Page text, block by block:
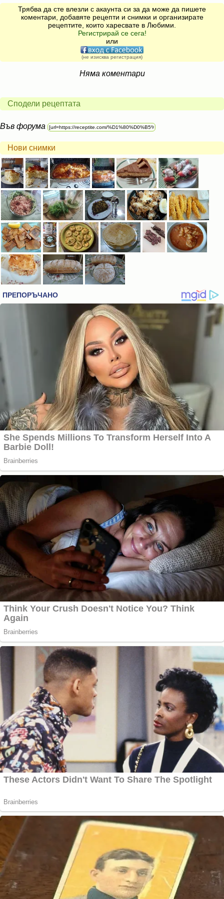
Трябва да сте влезли с акаунта си за да може да пишете
коментари, добавяте рецепти и снимки и организирате
рецептите, които харесвате в Любими.
Регистрирай се сега!
или
(не изисква регистрация)
Няма коментари
Сподели рецептата
Във форума
Нови снимки